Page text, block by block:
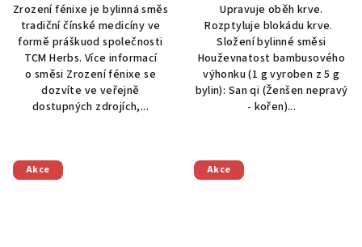
Zrození fénixe je bylinná směs
tradiční čínské medicíny ve
formě práškuod společnosti
TCM Herbs. Více informací
o směsi Zrození fénixe se
dozvíte ve veřejně
dostupných zdrojích,...
Upravuje oběh krve.
Rozptyluje blokádu krve.
Složení bylinné směsi
Houževnatost bambusového
výhonku (1 g vyroben z 5 g
bylin): San qi (Ženšen nepravý
- kořen)...
Akce Akce